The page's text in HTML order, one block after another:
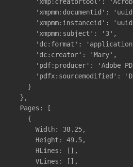
'xmpmm:documentid':
'xmpmm:instanceid':
      'xmpmm:subject': '3',
'dc:format':
      'dc:creator': 'Mary',
'pdf:producer': 'Adobe
'pdfx:sourcemodified':
    }
  },
  Pages: [
    {
      Width: 38.25,
      Height: 49.5,
      HLines: [],
      VLines: [],